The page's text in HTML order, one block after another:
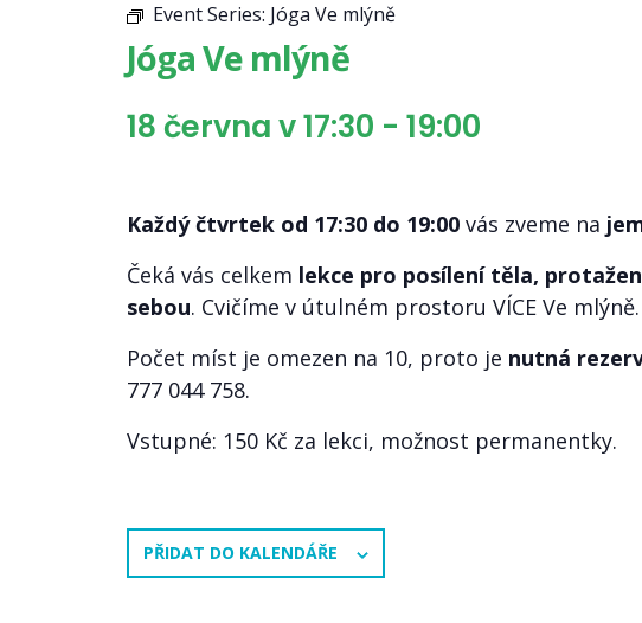
Event Series: Jóga Ve mlýně
Jóga Ve mlýně
18 června v 17:30 - 19:00
Každý čtvrtek od 17:30 do 19:00 vás zveme na
Čeká vás celkem lekce pro posílení těla,
sebou. Cvičíme v útulném prostoru VÍCE Ve mlýně.
Počet míst je omezen na 10, proto je nutná
777 044 758.
Vstupné: 150 Kč za lekci, možnost permanentky.
PŘIDAT DO KALENDÁŘE